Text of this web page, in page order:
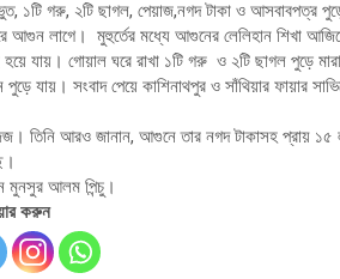
১টি গরু, ২টি ছাগল, পেয়াজ,নগদ টাকা ও আসবাবপত্র
আগুন লাগে। মুহুর্তের মধ্যে আগুনের লেলিহান শিখা
যায়। গোয়াল ঘরে রাখা ১টি গরু ও ২টি ছাগল পুড়ে
পুড়ে যায়। সংবাদ পেয়ে কাশিনাথপুর ও সাঁথিয়ার ফায়ার
তিনি আরও জানান, আগুনে তার নগদ টাকাসহ প্রায় ১৫
মুনসুর আলম পিন্চু।
করুন